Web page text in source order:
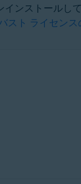
ンストールし
スト ライセン